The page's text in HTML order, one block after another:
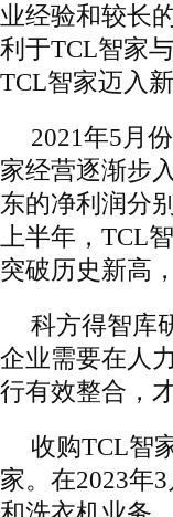
业经验和较长
利于TCL智家
TCL智家迈入
2021年5月
家经营逐渐步
东的净利润分
上半年，TCL
突破历史新高
科方得智库
企业需要在人
行有效整合，
收购TCL智
家。在2023年